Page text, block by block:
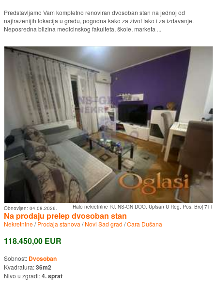
Predstavljamo Vam kompletno renoviran dvosoban stan na jednoj od
najtraženijih lokacija u gradu, pogodna kako za život tako i za izdavanje.
Neposredna blizina medicinskog fakulteta, škole, marketa ...
Halo nekretnine PJ. NS-GN DOO. Upisan U Reg. Pos. Broj 711
Obnovljen: 04.08.2026.
Na prodaju prelep dvosoban stan
Nekretnine/Prodaja stanova /Novi Sad grad /Cara Dušana
118.450,00 EUR
Sobnost: Dvosoban
Kvadratura:36m2
Nivo u zgradi:4. sprat